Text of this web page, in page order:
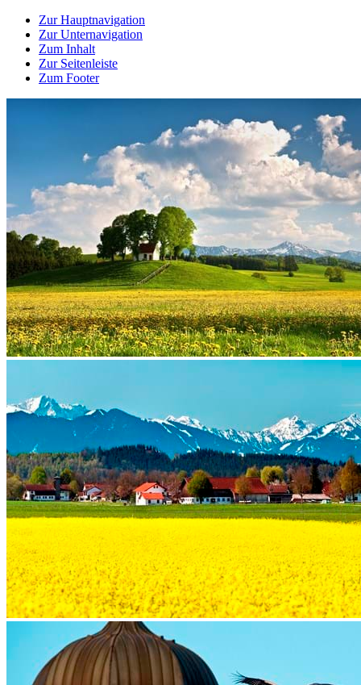
Zur Hauptnavigation
Zur Unternavigation
Zum Inhalt
Zur Seitenleiste
Zum Footer